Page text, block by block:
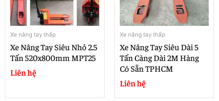
Xe nâng tay thấp
Xe Nâng Tay Siêu Nhỏ 2.5
Tấn 520x800mm MPT25
Liên hệ
Xe nâng tay thấp
Xe Nâng Tay Siêu Dài 5
Tấn Càng Dài 2M Hàng
Có Sẵn TPHCM
Liên hệ